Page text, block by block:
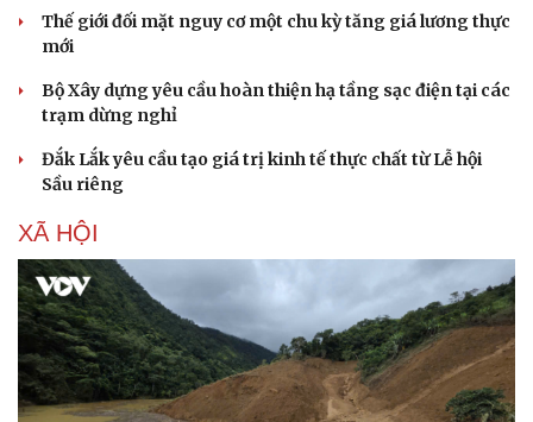
Thế giới đối mặt nguy cơ một chu kỳ tăng giá lương thực
mới
Bộ Xây dựng yêu cầu hoàn thiện hạ tầng sạc điện tại các
trạm dừng nghỉ
Đắk Lắk yêu cầu tạo giá trị kinh tế thực chất từ Lễ hội
Sầu riêng
XÃ HỘI